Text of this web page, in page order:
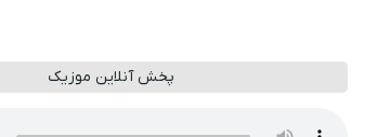
پخش آنلاین موزیک